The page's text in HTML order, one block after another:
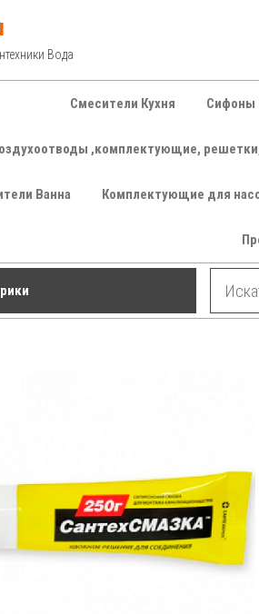
Вода
Смесители Кухня Сифоны
,комплектующие,
Ванна Комплектующие для